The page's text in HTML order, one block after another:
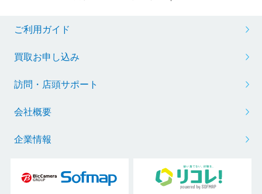
ご利用ガイド
買取お申し込み
訪問・店頭サポート
会社概要
企業情報